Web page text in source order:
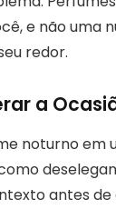
e não uma
redor.
a
noturno em
antes de